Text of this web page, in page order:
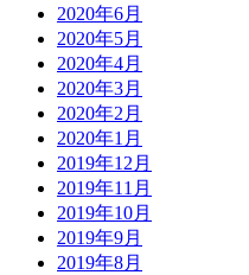
2020年6月
2020年5月
2020年4月
2020年3月
2020年2月
2020年1月
2019年12月
2019年11月
2019年10月
2019年9月
2019年8月